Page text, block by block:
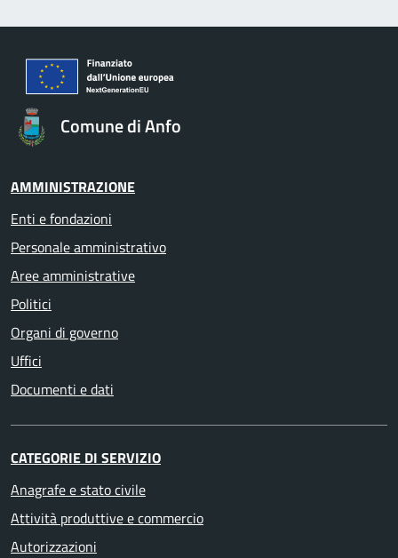
Comune di Anfo
AMMINISTRAZIONE
Enti e fondazioni
Personale amministrativo
Aree amministrative
Politici
Organi di governo
Uffici
Documenti e dati
CATEGORIE DI SERVIZIO
Anagrafe e stato civile
Attività produttive e commercio
Autorizzazioni